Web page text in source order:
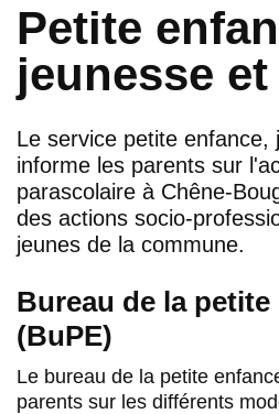
Petite
jeunesse
Le service petite enfance,
informe les parents sur
parascolaire à Chêne-
des actions socio-
jeunes de la commune.
Bureau de la petite
(BuPE)
Le bureau de la petite
parents sur les différents